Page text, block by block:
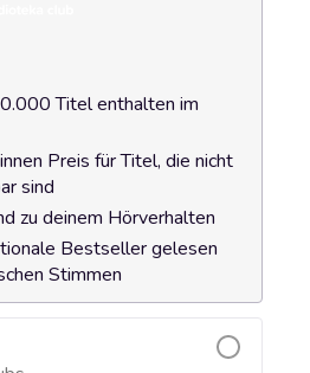
Titel enthalten im
Preis für Titel, die nicht
sind
zu deinem Hörverhalten
Bestseller gelesen
Stimmen